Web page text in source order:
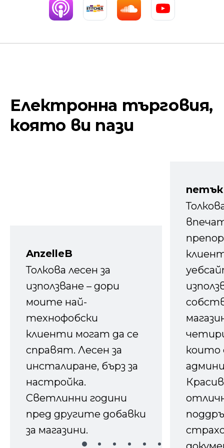
Електронна търговия,
която ви пази
AnzelleB
Толкова лесен за
използване – дори
моите най-
технофобски
клиенти могат да се
справят. Лесен за
инсталиране, бърз за
настройка.
Светлинни години
пред другите добавки
за магазини.
които